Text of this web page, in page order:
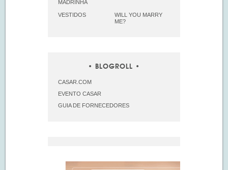
MADRINHA
VESTIDOS
WILL YOU MARRY
ME?
BLOGROLL
CASAR.COM
EVENTO CASAR
GUIA DE FORNECEDORES